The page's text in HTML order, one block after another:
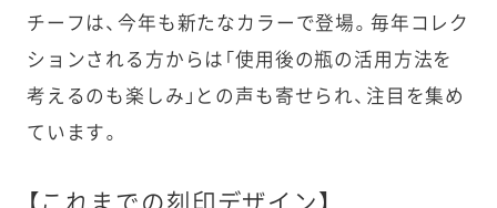
チーフは、今年も新たなカラーで登場。毎年コレク
ションされる方からは「使用後の瓶の活用方法を
考えるのも楽しみ」との声も寄せられ、注目を集め
ています。